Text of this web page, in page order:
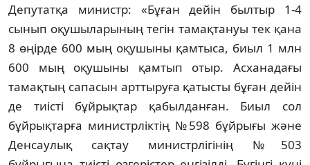
Депутатқа министр: «Бұған дейін былтыр 1-4
сынып оқушыларының тегін тамақтануы тек қана
8 өңірде 600 мың оқушыны қамтыса, биыл 1 млн
600 мың оқушыны қамтып отыр. Асханадағы
тамақтың сапасын арттыруға қатысты бұған дейін
де тиісті бұйрықтар қабылданған. Биыл сол
бұйрықтарға министрліктің №598 бұйрығы және
Денсаулық сақтау министрлігінің №503